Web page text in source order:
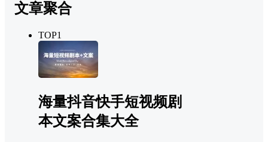
文章聚合
TOP1
海量抖音快手短视频剧
本文案合集大全